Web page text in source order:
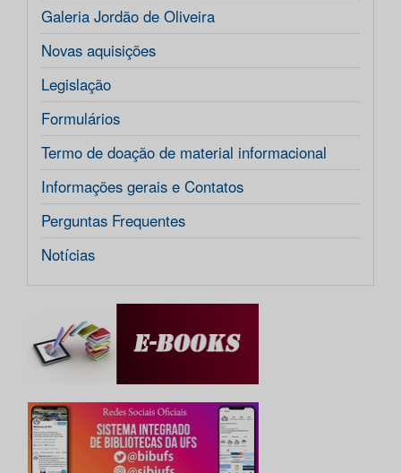
Galeria Jordão de Oliveira
Novas aquisições
Legislação
Formulários
Termo de doação de material informacional
Informações gerais e Contatos
Perguntas Frequentes
Notícias